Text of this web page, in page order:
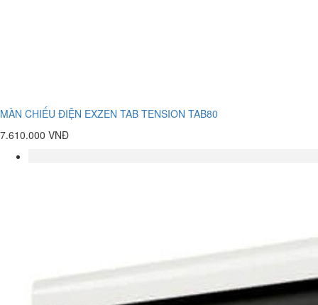
MÀN CHIẾU ĐIỆN EXZEN TAB TENSION TAB80
7.610.000 VNĐ